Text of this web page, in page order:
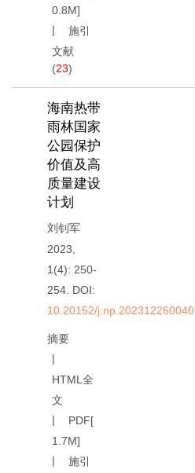
0.8M]
施引
文献
(23)
海南热带
雨林国家
公园保护
价值及高
质量建设
计划
刘钊军
2023,
1(4): 250-
254. DOI:
10.20152/j.np.202312260040
摘要
HTML全
文
PDF[
1.7M]
施引